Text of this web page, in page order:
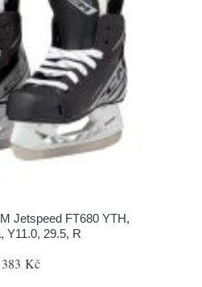
Jetspeed FT680 YTH,
Y11.0, 29.5, R
Kč